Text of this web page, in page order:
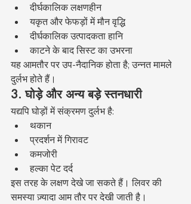
दीर्घकालिक लक्षणहीन
यकृत और फेफड़ों में मौन वृद्धि
दीर्घकालिक उत्पादकता हानि
काटने के बाद सिस्ट का उभरना
यह आमतौर पर उप-नैदानिक होता है; उन्नत मामले
दुर्लभ होते हैं।
3. घोड़े और अन्य बड़े स्तनधारी
यद्यपि घोड़ों में संक्रमण दुर्लभ है:
थकान
प्रदर्शन में गिरावट
कमजोरी
हल्का पेट दर्द
इस तरह के लक्षण देखे जा सकते हैं। लिवर की
समस्या ज़्यादा आम तौर पर देखी जाती है।